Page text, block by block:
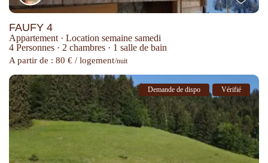
FAUFY 4
Appartement · Location semaine samedi
4 Personnes · 2 chambres · 1 salle de bain
A partir de : 80 € / logement/nuit
Demande de dispo Vérifié